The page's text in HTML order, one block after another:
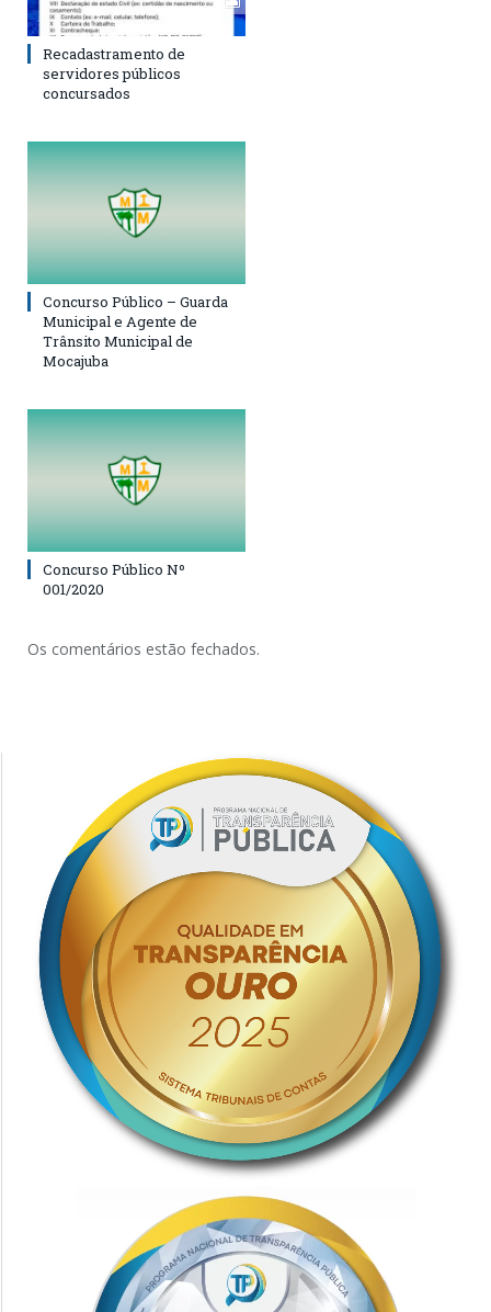
Recadastramento de
servidores públicos
concursados
Concurso Público – Guarda
Municipal e Agente de
Trânsito Municipal de
Mocajuba
Concurso Público Nº
001/2020
Os comentários estão fechados.